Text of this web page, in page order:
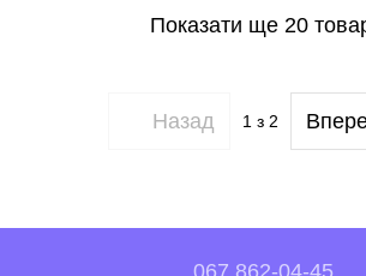
Показати ще 20
Назад 1з 2
067 862-04-45